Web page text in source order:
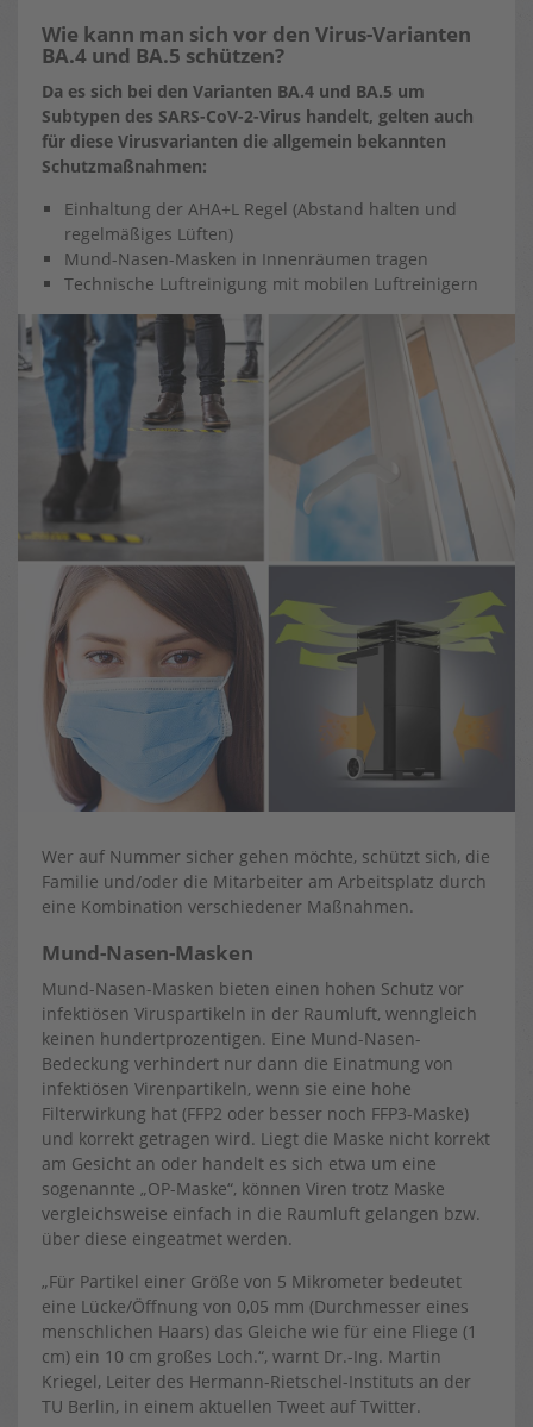
Wie kann man sich vor den Virus-Varianten
BA.4 und BA.5 schützen?
Da es sich bei den Varianten BA.4 und BA.5 um
Subtypen des SARS-CoV-2-Virus handelt, gelten auch
für diese Virusvarianten die allgemein bekannten
Schutzmaßnahmen:
Einhaltung der AHA+L Regel (Abstand halten und
regelmäßiges Lüften)
Mund-Nasen-Masken in Innenräumen tragen
Technische Luftreinigung mit mobilen Luftreinigern
Wer auf Nummer sicher gehen möchte, schützt sich, die
Familie und/oder die Mitarbeiter am Arbeitsplatz durch
eine Kombination verschiedener Maßnahmen.
Mund-Nasen-Masken
Mund-Nasen-Masken bieten einen hohen Schutz vor
infektiösen Viruspartikeln in der Raumluft, wenngleich
keinen hundertprozentigen. Eine Mund-Nasen-
Bedeckung verhindert nur dann die Einatmung von
infektiösen Virenpartikeln, wenn sie eine hohe
Filterwirkung hat (FFP2 oder besser noch FFP3-Maske)
und korrekt getragen wird. Liegt die Maske nicht korrekt
am Gesicht an oder handelt es sich etwa um eine
sogenannte „OP-Maske“, können Viren trotz Maske
vergleichsweise einfach in die Raumluft gelangen bzw.
über diese eingeatmet werden.
„Für Partikel einer Größe von 5 Mikrometer bedeutet
eine Lücke/Öffnung von 0,05 mm (Durchmesser eines
menschlichen Haars) das Gleiche wie für eine Fliege (1
cm) ein 10 cm großes Loch.“, warnt Dr.-Ing. Martin
Kriegel, Leiter des Hermann-Rietschel-Instituts an der
TU Berlin, in einem aktuellen Tweet auf Twitter.